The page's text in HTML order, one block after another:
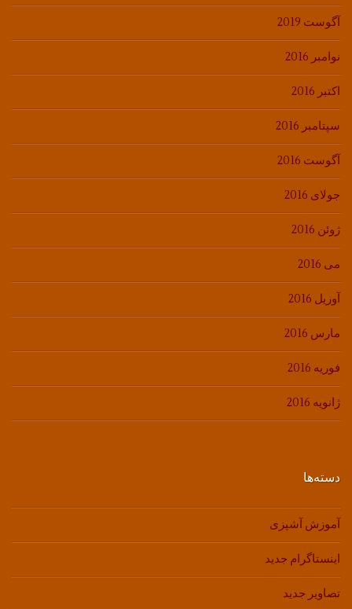
آگوست 2019
نوامبر 2016
اکتبر 2016
سپتامبر 2016
آگوست 2016
جولای 2016
ژوئن 2016
می 2016
آوریل 2016
مارس 2016
فوریه 2016
ژانویه 2016
دسته‌ها
آموزش آشپزی
اینستاگرام جدید
تصاویر جدید